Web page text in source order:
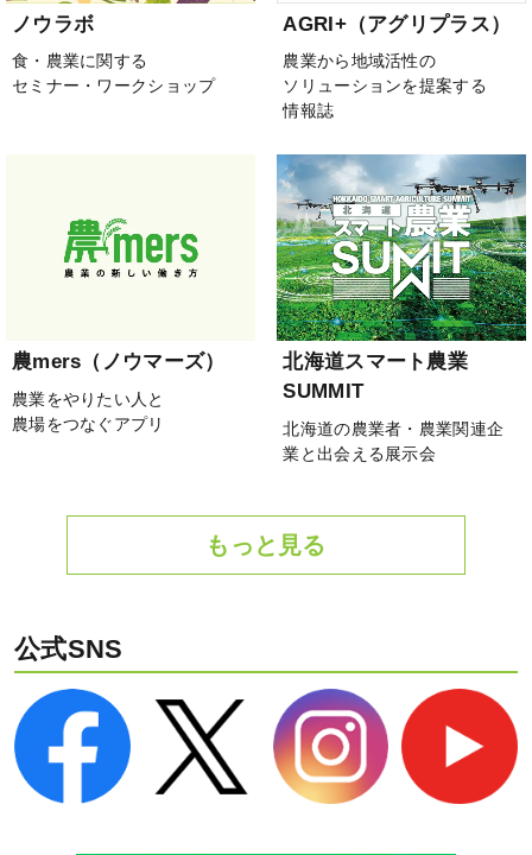
ノウラボ
食・農業に関する
セミナー・ワークショップ
AGRI+（アグリプラス）
農業から地域活性の
ソリューションを提案する
情報誌
農mers（ノウマーズ）
農業をやりたい人と
農場をつなぐアプリ
北海道スマート農業
SUMMIT
北海道の農業者・農業関連企
業と出会える展示会
もっと見る
公式SNS